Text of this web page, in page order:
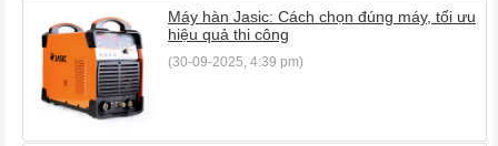
Máy hàn Jasic: Cách chọn đúng máy, tối ưu
hiệu quả thi công
(30-09-2025, 4:39 pm)